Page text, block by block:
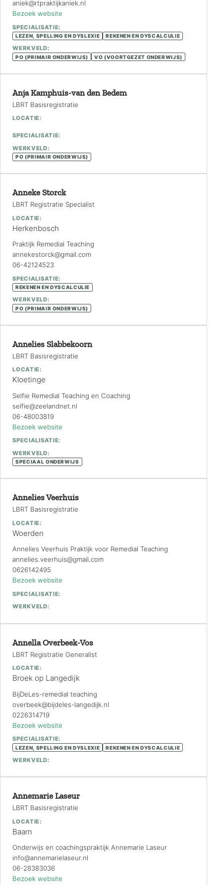
aniek@rtpraktijkaniek.nl
Bezoek website
SPECIALISATIE:
LEZEN, SPELLING EN DYSLEXIE REKENEN EN DYSCALCULIE
WERKVELD:
PO (PRIMAIR ONDERWIJS) VO (VOORTGEZET ONDERWIJS)
Anja Kamphuis-van den Bedem
LBRT Basisregistratie
LOCATIE:
SPECIALISATIE:
WERKVELD:
PO (PRIMAIR ONDERWIJS)
Anneke Storck
LBRT Registratie Specialist
LOCATIE:
Herkenbosch
Praktijk Remedial Teaching
annekestorck@gmail.com
06-42124523
SPECIALISATIE:
REKENEN EN DYSCALCULIE
WERKVELD:
PO (PRIMAIR ONDERWIJS)
Annelies Slabbekoorn
LBRT Basisregistratie
LOCATIE:
Kloetinge
Selfie Remedial Teaching en Coaching
selfie@zeelandnet.nl
06-48003819
Bezoek website
SPECIALISATIE:
WERKVELD:
SPECIAAL ONDERWIJS
Annelies Veerhuis
LBRT Basisregistratie
LOCATIE:
Woerden
Annelies Veerhuis Praktijk voor Remedial Teaching
annelies.veerhuis@gmail.com
0626142495
Bezoek website
SPECIALISATIE:
WERKVELD:
Annella Overbeek-Vos
LBRT Registratie Generalist
LOCATIE:
Broek op Langedijk
BijDeLes-remedial teaching
overbeek@bijdeles-langedijk.nl
0226314719
Bezoek website
SPECIALISATIE:
LEZEN, SPELLING EN DYSLEXIE REKENEN EN DYSCALCULIE
WERKVELD:
Annemarie Laseur
LBRT Basisregistratie
LOCATIE:
Baarn
Onderwijs en coachingspraktijk Annemarie Laseur
info@annemarielaseur.nl
06-28383036
Bezoek website